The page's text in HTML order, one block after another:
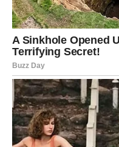
Poruka neba
Vrijeme nagrade je pred
JARAC
Šta dolazi?
Jarčevi konačno vide